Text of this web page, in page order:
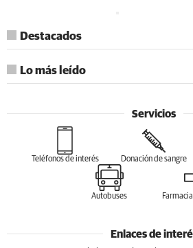
Destacados
Lo más leído
Servicios
Teléfonos de interés Donación de sangre
Autobuses
Enlaces de